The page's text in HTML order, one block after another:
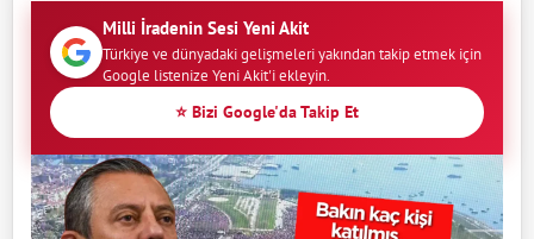
Milli İradenin Sesi Yeni Akit
Türkiye ve dünyadaki gelişmeleri yakından takip etmek için
Google listenize Yeni Akit'i ekleyin.
⭐ Bizi Google'da Takip Et